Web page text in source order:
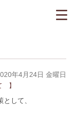
年4月24日 金曜日
】
して、